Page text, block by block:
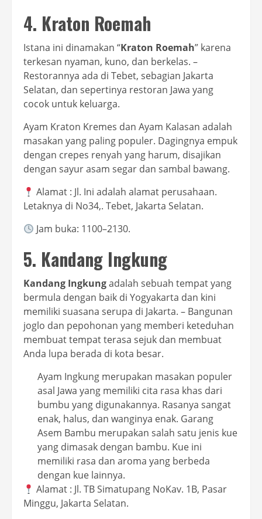
4. Kraton Roemah
Istana ini dinamakan “Kraton Roemah” karena
terkesan nyaman, kuno, dan berkelas. –
Restorannya ada di Tebet, sebagian Jakarta
Selatan, dan sepertinya restoran Jawa yang
cocok untuk keluarga.
Ayam Kraton Kremes dan Ayam Kalasan adalah
masakan yang paling populer. Dagingnya empuk
dengan crepes renyah yang harum, disajikan
dengan sayur asam segar dan sambal bawang.
Alamat : Jl. Ini adalah alamat perusahaan.
Letaknya di No34,. Tebet, Jakarta Selatan.
Jam buka: 1100–2130.
5. Kandang Ingkung
Kandang Ingkungadalah sebuah tempat yang
bermula dengan baik di Yogyakarta dan kini
memiliki suasana serupa di Jakarta. – Bangunan
joglo dan pepohonan yang memberi keteduhan
membuat tempat terasa sejuk dan membuat
Anda lupa berada di kota besar.
Ayam Ingkung merupakan masakan populer
asal Jawa yang memiliki cita rasa khas dari
bumbu yang digunakannya. Rasanya sangat
enak, halus, dan wanginya enak. Garang
Asem Bambu merupakan salah satu jenis kue
yang dimasak dengan bambu. Kue ini
memiliki rasa dan aroma yang berbeda
dengan kue lainnya.
Alamat : Jl. TB Simatupang NoKav. 1B, Pasar
Minggu, Jakarta Selatan.